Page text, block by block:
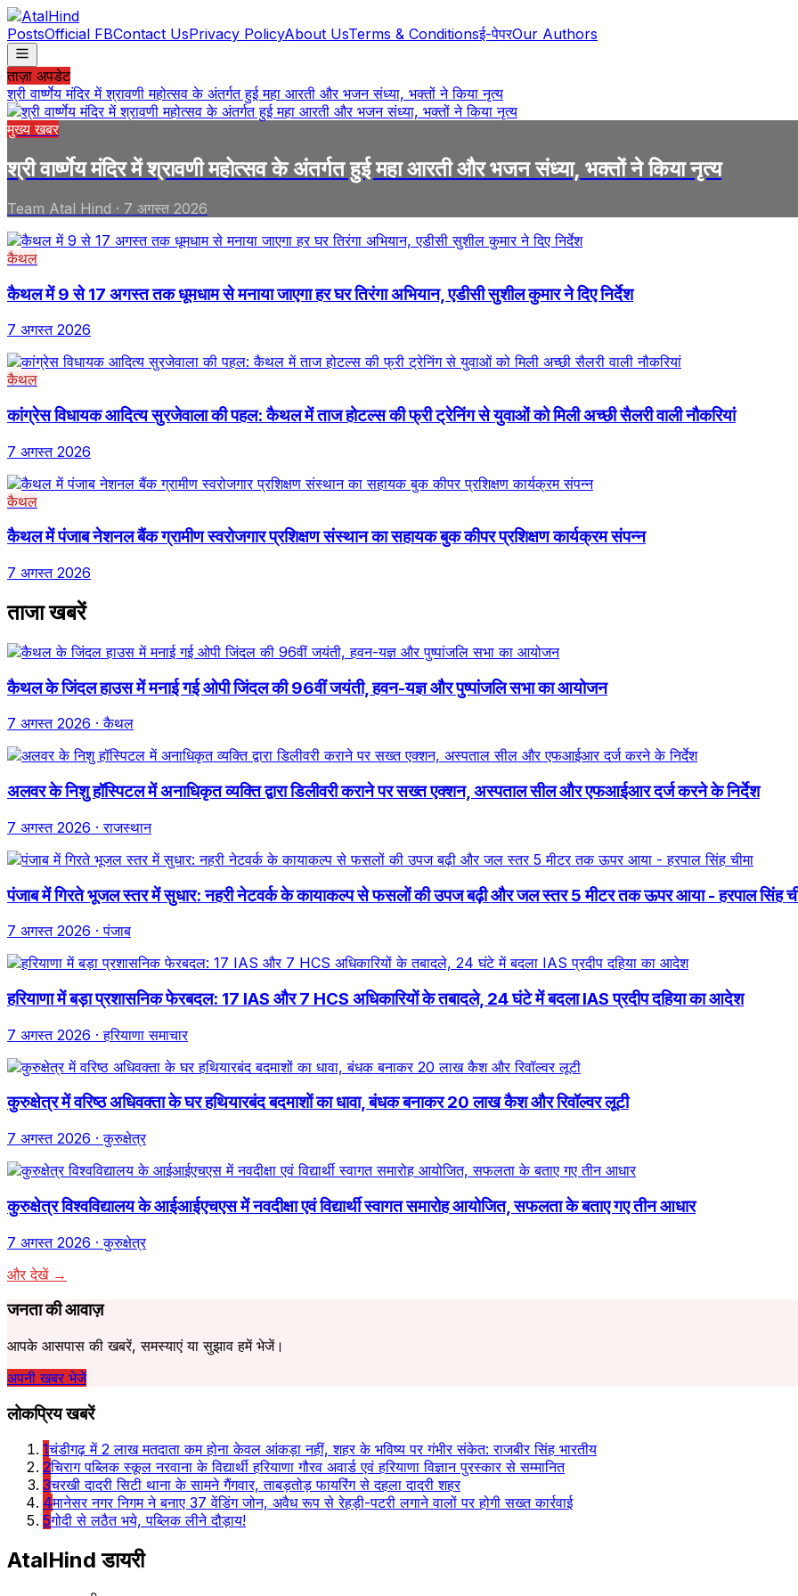
PostsOfficial FBContact UsPrivacy PolicyAbout UsTerms & Conditionsई-पेपरOur Authors
ताज़ा अपडेट
श्री वार्ष्णेय मंदिर में श्रावणी महोत्सव के अंतर्गत हुई महा आरती और भजन संध्या, भक्तों ने किया नृत्य
मुख्य खबर
श्री वार्ष्णेय मंदिर में श्रावणी महोत्सव के अंतर्गत हुई महा आरती और भजन संध्या, भक्तों ने किया नृत्य
Team Atal Hind · 7 अगस्त 2026
कैथल
कैथल में 9 से 17 अगस्त तक धूमधाम से मनाया जाएगा हर घर तिरंगा अभियान, एडीसी सुशील कुमार ने दिए निर्देश
7 अगस्त 2026
कैथल
कांग्रेस विधायक आदित्य सुरजेवाला की पहल: कैथल में ताज होटल्स की फ्री ट्रेनिंग से युवाओं को मिली अच्छी सैलरी वाली नौकरियां
7 अगस्त 2026
कैथल
कैथल में पंजाब नेशनल बैंक ग्रामीण स्वरोजगार प्रशिक्षण संस्थान का सहायक बुक कीपर प्रशिक्षण कार्यक्रम संपन्न
7 अगस्त 2026
ताजा खबरें
कैथल के जिंदल हाउस में मनाई गई ओपी जिंदल की 96वीं जयंती, हवन-यज्ञ और पुष्पांजलि सभा का आयोजन
7 अगस्त 2026 · कैथल
अलवर के निशु हॉस्पिटल में अनाधिकृत व्यक्ति द्वारा डिलीवरी कराने पर सख्त एक्शन, अस्पताल सील और एफआईआर दर्ज करने के निर्देश
7 अगस्त 2026 · राजस्थान
पंजाब में गिरते भूजल स्तर में सुधार: नहरी नेटवर्क के कायाकल्प से फसलों की उपज बढ़ी और जल स्तर 5 मीटर तक ऊपर आया - हरपाल सिंह
7 अगस्त 2026 · पंजाब
हरियाणा में बड़ा प्रशासनिक फेरबदल: 17 IAS और 7 HCS अधिकारियों के तबादले, 24 घंटे में बदला IAS प्रदीप दहिया का आदेश
7 अगस्त 2026 · हरियाणा समाचार
कुरुक्षेत्र में वरिष्ठ अधिवक्ता के घर हथियारबंद बदमाशों का धावा, बंधक बनाकर 20 लाख कैश और रिवॉल्वर लूटी
7 अगस्त 2026 · कुरुक्षेत्र
कुरुक्षेत्र विश्वविद्यालय के आईआईएचएस में नवदीक्षा एवं विद्यार्थी स्वागत समारोह आयोजित, सफलता के बताए गए तीन आधार
7 अगस्त 2026 · कुरुक्षेत्र
और देखें →
जनता की आवाज़
आपके आसपास की खबरें, समस्याएं या सुझाव हमें भेजें।
अपनी खबर भेजें
लोकप्रिय खबरें
1चंडीगढ़ में 2 लाख मतदाता कम होना केवल आंकड़ा नहीं, शहर के भविष्य पर गंभीर संकेत: राजबीर सिंह भारतीय
2चिराग पब्लिक स्कूल नरवाना के विद्यार्थी हरियाणा गौरव अवार्ड एवं हरियाणा विज्ञान पुरस्कार से सम्मानित
3चरखी दादरी सिटी थाना के सामने गैंगवार, ताबड़तोड़ फायरिंग से दहला दादरी शहर
4मानेसर नगर निगम ने बनाए 37 वेंडिंग जोन, अवैध रूप से रेहड़ी-पटरी लगाने वालों पर होगी सख्त कार्रवाई
5गोदी से लठैत भये, पब्लिक लीने दौड़ाय!
AtalHind डायरी